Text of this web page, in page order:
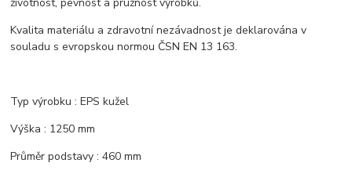
Kvalita materiálu a zdravotní nezávadnost je deklarována v
souladu s evropskou normou ČSN EN 13 163.
Typ výrobku : EPS kužel
Výška : 1250 mm
Průměr podstavy : 460 mm